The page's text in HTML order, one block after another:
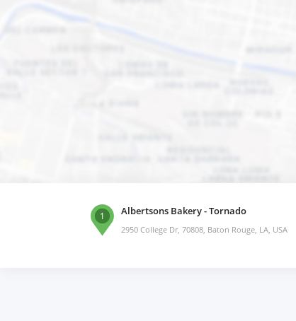
1 Albertsons Bakery - Tornado
2950 College Dr, 70808, Baton Rouge, LA, USA